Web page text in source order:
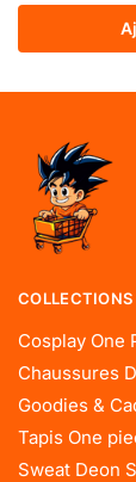
COLLECTIONS
Cosplay One
Chaussures
Goodies &
Tapis One
Sweat Deon